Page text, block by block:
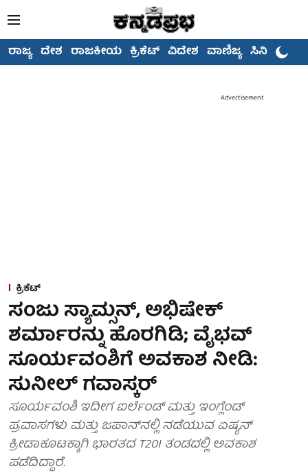
ರಾಜ್ಯ ದೇಶ ರಾಜಕೀಯ ಕ್ರಿಕೆಟ್ ವಿದೇಶ ವಾಣಿಜ್ಯ ಸಿನಿಮಾ
Advertisement
ಕ್ರಿಕೆಟ್
ಸಂಜು ಸ್ಯಾಮ್ಸನ್, ಅಭಿಷೇಕ್
ಶರ್ಮಾರನ್ನು ಹೊರಗಿಡಿ; ವೈಭವ್
ಸೂರ್ಯವಂಶಿಗೆ ಅವಕಾಶ ನೀಡಿ:
ಸುನೀಲ್ ಗವಾಸ್ಕರ್
ಸೂರ್ಯವಂಶಿ ಇದೀಗ ಐರ್ಲೆಂಡ್ ಮತ್ತು ಇಂಗ್ಲೆಂಡ್
ಪ್ರವಾಸಗಳು ಮತ್ತು ಜಪಾನ್‌ನಲ್ಲಿ ನಡೆಯುವ ಏಷ್ಯನ್
ಕ್ರೀಡಾಕೂಟಕ್ಕಾಗಿ ಭಾರತದ T20I ತಂಡದಲ್ಲಿ ಅವಕಾಶ
ಪಡೆದಿದ್ದಾರೆ.